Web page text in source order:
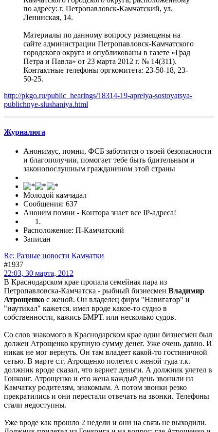
по адресу: г. Петропавловск-Камчатский, ул.
Ленинская, 14.
Материалы по данному вопросу размещены на
сайте администрации Петропавловск-Камчатского
городского округа и опубликованы в газете «Град
Петра и Павла» от 23 марта 2012 г. № 14(311).
Контактные телефоны оргкомитета: 23-50-18, 23-
50-25.
http://pkgo.ru/public_hearings/18314-19-aprelya-sostoyatsya-
publichnye-slushaniya.html
Журналюга
Анонимус, помни, ФСБ заботится о твоей безопасности
и благополучии, помогает тебе быть бдительным и
законопослушным гражданином этой страны
Молодой камчадал
Сообщения: 637
Аноним помни - Контора знает все IP-адреса!
Расположение: П-Камчатский
Записан
Re: Разные новости Камчатки
#1937
22:03, 30 марта, 2012
В Краснодарском крае пропала семейная пара из
Петропавловска-Камчатска - рыбный бизнесмен Владимир
Атрощенко с женой. Он владелец фирм "Навигатор" и
"наутикал" кажется. имел вроде какое-то судно в
собственности, кажись БМРТ. или несколько судов.
Со слов знакомого в Краснодарском крае один бизнесмен был
должен Атрощенко крупную сумму денег. Уже очень давно. И
никак не мог вернуть. Он там владеет какой-то гостиничной
сетью. В марте с.г. Атрощенко полетел с женой туда т.к.
должник вроде сказал, что вернет деньги. А должник улетел в
Гонконг. Атрощенко и его жена каждый день звонили на
Камчатку родителям, знакомым. А потом звонки резко
прекратились и они перестали отвечать на звонки. Телефоны
стали недоступны.
Уже вроде как прошло 2 недели и они на связь не выходили.